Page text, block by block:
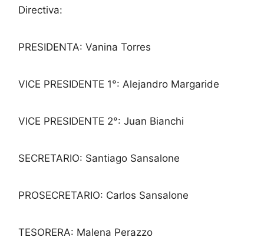
Directiva:
PRESIDENTA: Vanina Torres
VICE PRESIDENTE 1°: Alejandro Margaride
VICE PRESIDENTE 2°: Juan Bianchi
SECRETARIO: Santiago Sansalone
PROSECRETARIO: Carlos Sansalone
TESORERA: Malena Perazzo